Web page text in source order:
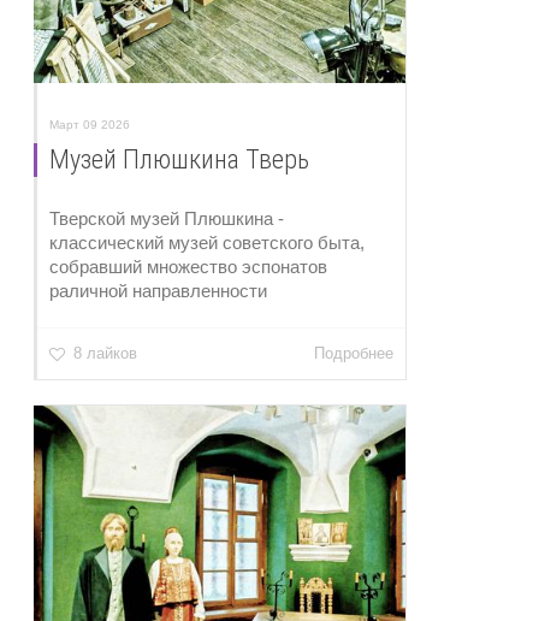
Март 09 2026
Музей Плюшкина Тверь
Тверской музей Плюшкина -
классический музей советского быта,
собравший множество эспонатов
раличной направленности
8 лайков Подробнее